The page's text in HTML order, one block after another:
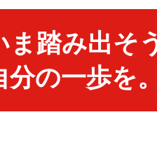
み出そう!
一歩を。